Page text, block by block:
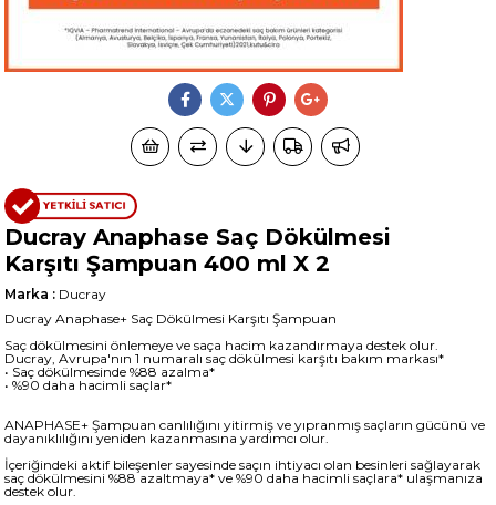
Ducray Anaphase Saç Dökülmesi
Karşıtı Şampuan 400 ml X 2
Marka : Ducray
Ducray Anaphase+ Saç Dökülmesi Karşıtı Şampuan
Saç dökülmesini önlemeye ve saça hacim kazandırmaya destek olur.
Ducray, Avrupa'nın 1 numaralı saç dökülmesi karşıtı bakım markası*
• Saç dökülmesinde %88 azalma*
• %90 daha hacimli saçlar*
ANAPHASE+ Şampuan canlılığını yitirmiş ve yıpranmış saçların gücünü ve
dayanıklılığını yeniden kazanmasına yardımcı olur.
İçeriğindeki aktif bileşenler sayesinde saçın ihtiyacı olan besinleri sağlayarak
saç dökülmesini %88 azaltmaya* ve %90 daha hacimli saçlara* ulaşmanıza
destek olur.